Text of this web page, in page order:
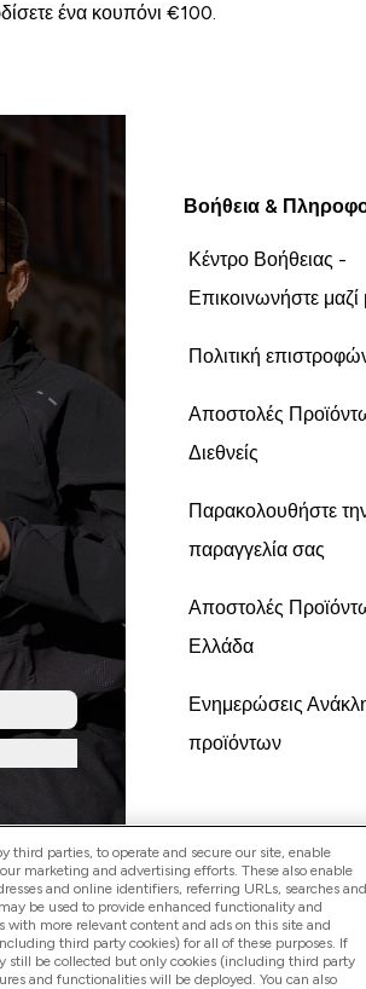
ένα κουπόνι €100.
Βοήθεια &
Κέντρο Βοήθειας -
Επικοινωνήστε μαζί
Πολιτική
Αποστολές
Διεθνείς
Παρακολουθήστε
παραγγελία σας
Αποστολές
Ελλάδα
Ενημερώσεις
προϊόντων
third parties, to operate and secure our site, enable
marketing and advertising efforts. These also enable
and online identifiers, referring URLs, searches and
be used to provide enhanced functionality and
with more relevant content and ads on this site and
third party cookies) for all of these purposes. If
still be collected but only cookies (including third party
and functionalities will be deployed. You can also